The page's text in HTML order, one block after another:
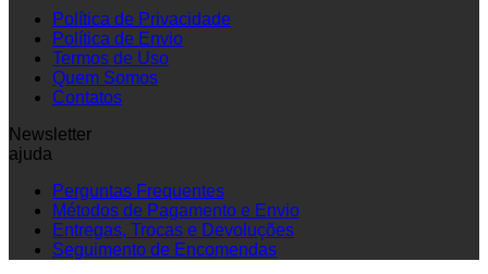
Política de Privacidade
Política de Envio
Termos de Uso
Quem Somos
Contatos
Newsletter
ajuda
Perguntas Frequentes
Métodos de Pagamento e Envio
Entregas, Trocas e Devoluções
Seguimento de Encomendas